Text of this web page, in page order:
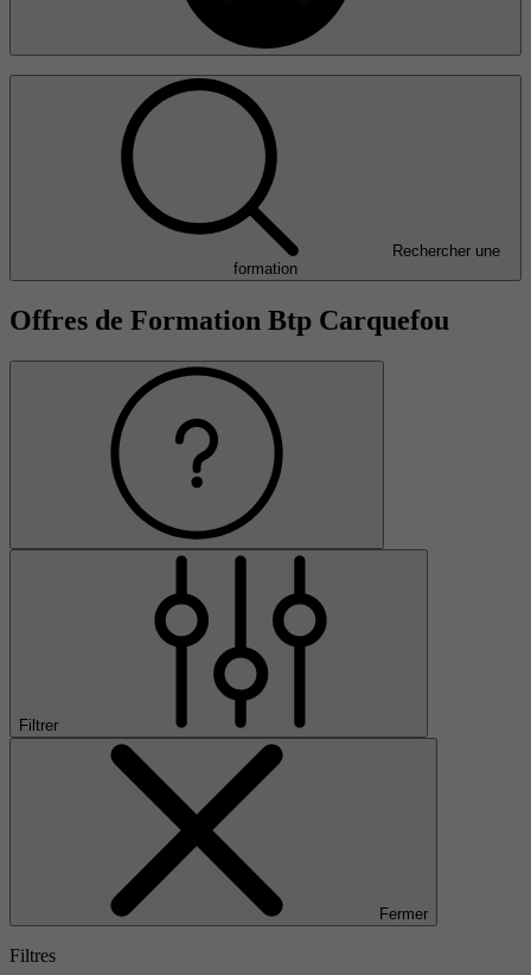
Rechercher une
formation
Offres de Formation Btp Carquefou
Filtrer
Fermer
Filtres